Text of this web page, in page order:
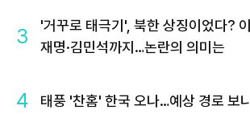
3
'거꾸로 태극기', 북한 상징이었다? 이
재명·김민석까지…논란의 의미는
4 태풍 '찬홈' 한국 오나…예상 경로 보니